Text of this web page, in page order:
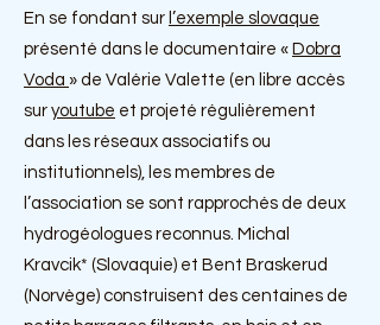
En se fondant sur l’exemple slovaque
présenté dans le documentaire « Dobra
Voda » de Valérie Valette (en libre accès
sur youtube et projeté régulièrement
dans les réseaux associatifs ou
institutionnels), les membres de
l’association se sont rapprochés de deux
hydrogéologues reconnus. Michal
Kravcik* (Slovaquie) et Bent Braskerud
(Norvège) construisent des centaines de